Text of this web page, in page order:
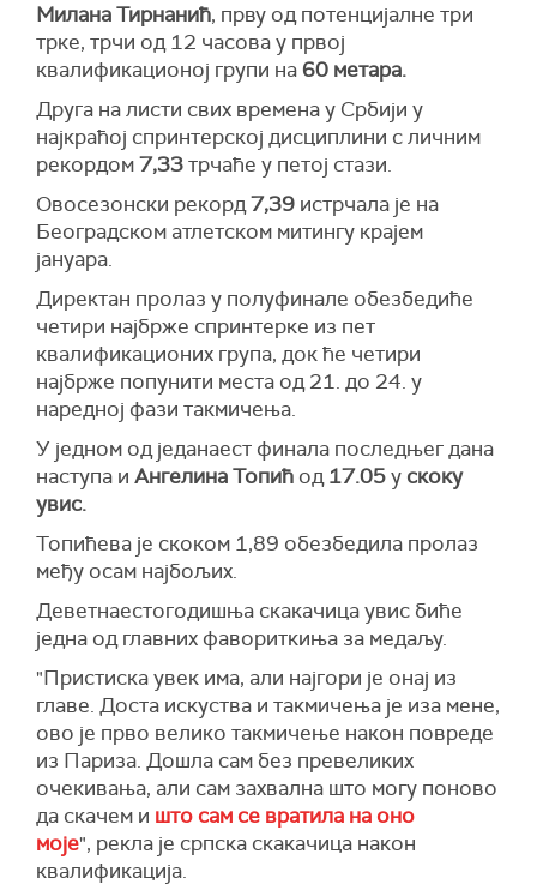
Милана Тирнанић, прву од потенцијалне три
трке, трчи од 12 часова у првој
квалификационој групи на60 метара.
Друга на листи свих времена у Србији у
најкраћој спринтерској дисциплини с личним
рекордом7,33трчаће у петој стази.
Овосезонски рекорд7,39 истрчала је на
Београдском атлетском митингу крајем
јануара.
Директан пролаз у полуфинале обезбедиће
четири најбрже спринтерке из пет
квалификационих група, док ће четири
најбрже попунити места од 21. до 24. у
наредној фази такмичења.
У једном од једанаест финала последњег дана
наступа и Ангелина Топић од17.05у скоку
увис.
Топићева је скоком 1,89 обезбедила пролаз
међу осам најбољих.
Деветнаестогодишња скакачица увис биће
једна од главних фавориткиња за медаљу.
"Пристиска увек има, али најгори је онај из
главе. Доста искуства и такмичења је иза мене,
ово је прво велико такмичење након повреде
из Париза. Дошла сам без превеликих
очекивања, али сам захвална што могу поново
да скачем и што сам се вратила на оно
моје", рекла је српска скакачица након
квалификација.